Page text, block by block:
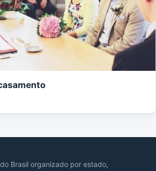
Brasil organizado por estado,